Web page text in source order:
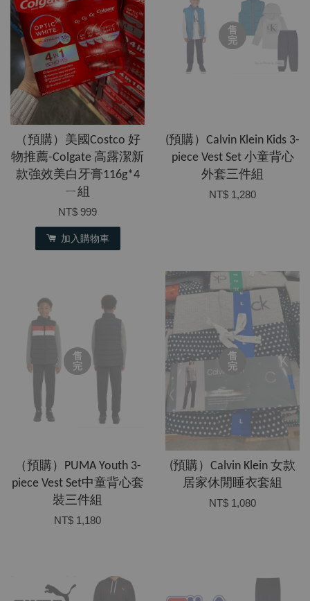
（預購）美國Costco 好
物推薦-Colgate 高露潔新
款強效美白牙膏116g*4
ㄧ組
NT$ 999
加入購物車
售
完
(預購）Calvin Klein Kids 3-
piece Vest Set 小童背心
外套三件組
NT$ 1,280
售
完
（預購）PUMA Youth 3-
piece Vest Set中童背心套
裝三件組
NT$ 1,180
售
完
(預購）Calvin Klein 女款
居家休閒睡衣套組
NT$ 1,080